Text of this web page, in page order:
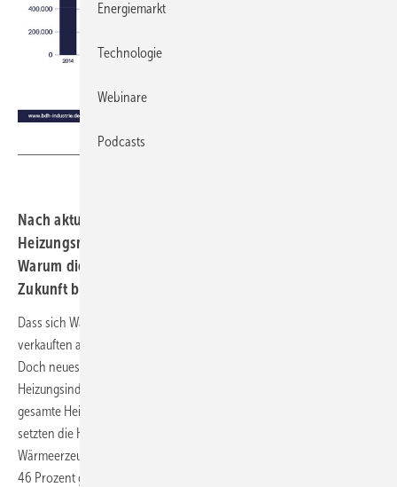
Nach aktuellen Zahlen schrumpfte der gesamte
Heizungsmarkt im vorigen Jahr um fast 50 Prozent.
Warum die Branche aber trotzdem hoffnungsvoll in die
Zukunft blickt.
Dass sich Wärmepumpen im vergangenen Jahr deutlich schlechter
verkauften als im Rekordjahr 2023, hatte sich bereits abgezeichnet.
Doch neueste Zahlen des Bundesverbandes der Deutschen
Heizungsindustrie (BDH) zeigen, dass dies kein Sonderfall war: Der
gesamte Heizungsmarkt erlebte 2024 einen massiven Einbruch. So
setzten die Hersteller in Deutschland 2024 insgesamt 712.500
Wärmeerzeuger ab. Damit sei der Markt gegenüber dem Vorjahr um
46 Prozent geschrumpft, heißt es in einer Presseinformation des BDH.
Energiemarkt
Technologie
Webinare
Podcasts